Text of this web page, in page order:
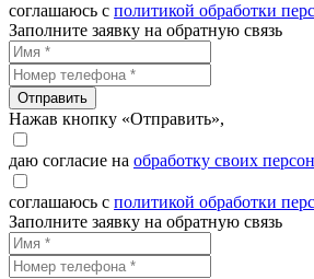
соглашаюсь с политикой обработки
Заполните заявку на обратную связь
Отправить
Нажав кнопку «Отправить»,
даю согласие на обработку своих
соглашаюсь с политикой обработки
Заполните заявку на обратную связь